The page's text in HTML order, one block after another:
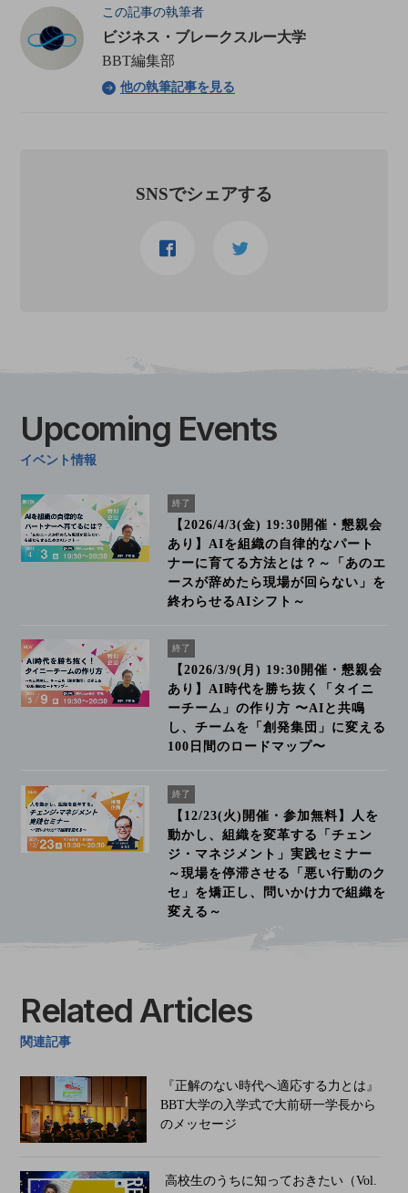
この記事の執筆者
ビジネス・ブレークスルー大学
BBT編集部
他の執筆記事を見る
SNSでシェアする
Upcoming Events
イベント情報
終了
【2026/4/3(金) 19:30開催・懇親会
あり】AIを組織の自律的なパート
ナーに育てる方法とは？～「あのエ
ースが辞めたら現場が回らない」を
終わらせるAIシフト～
終了
【2026/3/9(月) 19:30開催・懇親会
あり】AI時代を勝ち抜く「タイニ
ーチーム」の作り方 〜AIと共鳴
し、チームを「創発集団」に変える
100日間のロードマップ〜
終了
【12/23(火)開催・参加無料】人を
動かし、組織を変革する「チェン
ジ・マネジメント」実践セミナー
～現場を停滞させる「悪い行動のク
セ」を矯正し、問いかけ力で組織を
変える～
Related Articles
関連記事
『正解のない時代へ適応する力とは』
BBT大学の入学式で大前研一学長から
のメッセージ
高校生のうちに知っておきたい（Vol.